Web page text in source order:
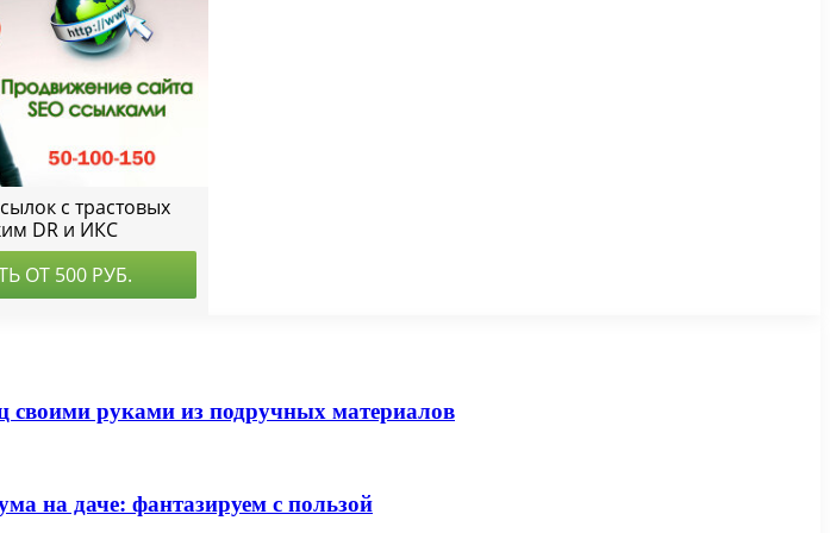
своими руками из подручных материалов
на даче: фантазируем с пользой